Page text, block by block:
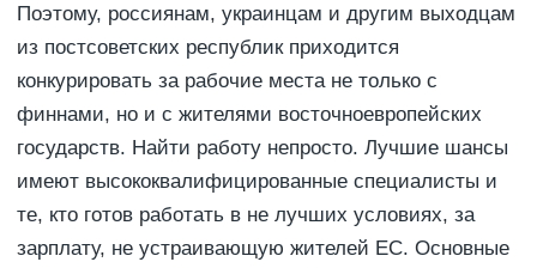
Поэтому, россиянам, украинцам и другим выходцам
из постсоветских республик приходится
конкурировать за рабочие места не только с
финнами, но и с жителями восточноевропейских
государств. Найти работу непросто. Лучшие шансы
имеют высококвалифицированные специалисты и
те, кто готов работать в не лучших условиях, за
зарплату, не устраивающую жителей ЕС. Основные